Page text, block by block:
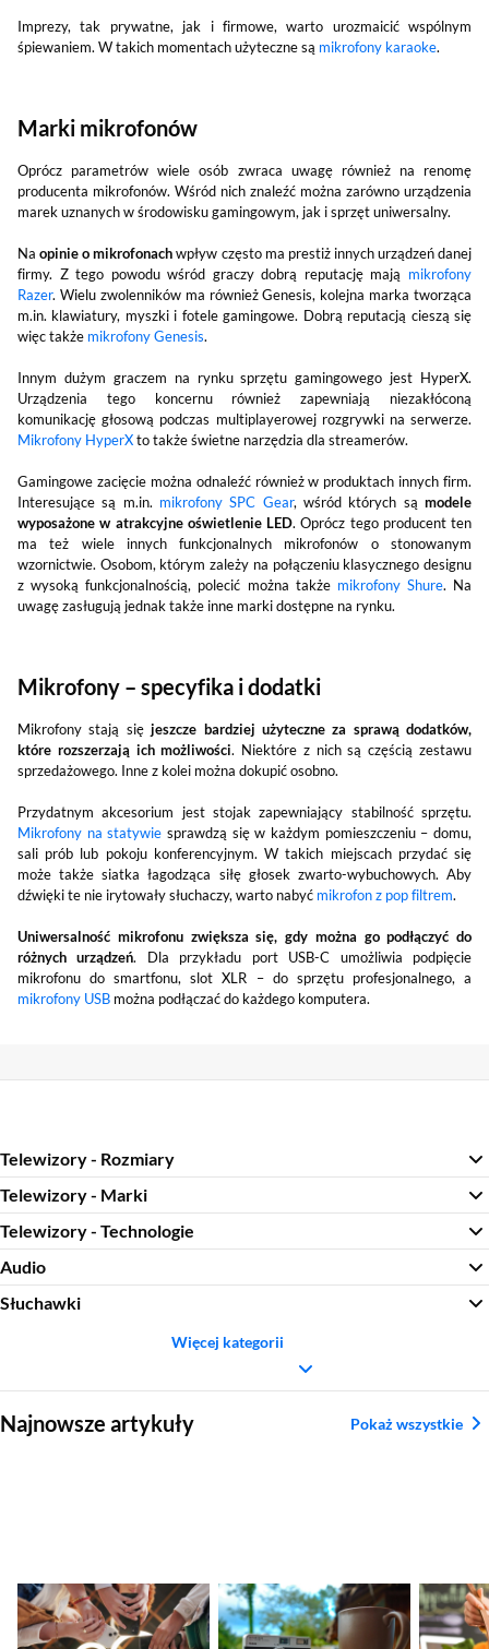
Imprezy, tak prywatne, jak i firmowe, warto urozmaicić wspólnym
śpiewaniem. W takich momentach użyteczne są mikrofony karaoke.
Marki mikrofonów
Oprócz parametrów wiele osób zwraca uwagę również na renomę
producenta mikrofonów. Wśród nich znaleźć można zarówno urządzenia
marek uznanych w środowisku gamingowym, jak i sprzęt uniwersalny.
Naopinie o mikrofonachwpływ często ma prestiż innych urządzeń danej
firmy. Z tego powodu wśród graczy dobrą reputację mają mikrofony
Razer. Wielu zwolenników ma również Genesis, kolejna marka tworząca
m.in. klawiatury, myszki i fotele gamingowe. Dobrą reputacją cieszą się
więc także mikrofony Genesis.
Innym dużym graczem na rynku sprzętu gamingowego jest HyperX.
Urządzenia tego koncernu również zapewniają niezakłóconą
komunikację głosową podczas multiplayerowej rozgrywki na serwerze.
Mikrofony HyperXto także świetne narzędzia dla streamerów.
Gamingowe zacięcie można odnaleźć również w produktach innych firm.
Interesujące są m.in. mikrofony SPC Gear, wśród których sąmodele
wyposażone w atrakcyjne oświetlenie LED. Oprócz tego producent ten
ma też wiele innych funkcjonalnych mikrofonów o stonowanym
wzornictwie. Osobom, którym zależy na połączeniu klasycznego designu
z wysoką funkcjonalnością, polecić można także mikrofony Shure. Na
uwagę zasługują jednak także inne marki dostępne na rynku.
Mikrofony – specyfika i dodatki
Mikrofony stają sięjeszcze bardziej użyteczne za sprawą dodatków,
które rozszerzają ich możliwości. Niektóre z nich są częścią zestawu
sprzedażowego. Inne z kolei można dokupić osobno.
Przydatnym akcesorium jest stojak zapewniający stabilność sprzętu.
Mikrofony na statywie sprawdzą się w każdym pomieszczeniu – domu,
sali prób lub pokoju konferencyjnym. W takich miejscach przydać się
może także siatka łagodząca siłę głosek zwarto-wybuchowych. Aby
dźwięki te nie irytowały słuchaczy, warto nabyć mikrofon z pop filtrem.
Uniwersalność mikrofonu zwiększa się, gdy można go podłączyć do
różnych urządzeń. Dla przykładu port USB-C umożliwia podpięcie
mikrofonu do smartfonu, slot XLR – do sprzętu profesjonalnego, a
mikrofony USB można podłączać do każdego komputera.
Telewizory - Rozmiary
Telewizory - Marki
Telewizory - Technologie
Audio
Słuchawki
Więcej kategorii
Najnowsze artykuły Pokaż wszystkie
Nadchodzące
premiery smartfonów
– kalendarz nowości
Ranking aparatów
kompaktowych.
Najlepsze modele
2026